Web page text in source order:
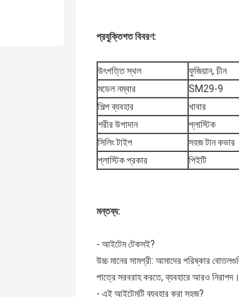
প্রযুক্তিগত বিবরণ:
উৎপত্তি স্থল ফুজিয়ান, চীন
মডেল নম্বার
SM29-9
শিল্প ব্যবহার
খাবার
শরীর উপাদান
প্লাস্টিক
সিলিং টাইপ
সহজ টান কভার
প্লাস্টিক প্রকার
পিইটি
মন্তব্য:
- আইটেম টেকসই?
উচ্চ মানের সামগ্রী: আমাদের পরিষ্কার
পাত্রে সরবরাহ করতে, ব্যবহারে আরও নিরাপদ।
- এই আইটেমটি ব্যবহার করা সহজ?